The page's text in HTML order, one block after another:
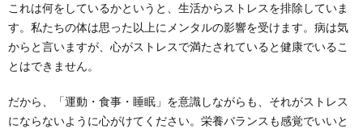
これは何をしているかというと、生活からストレスを排除していま
す。私たちの体は思った以上にメンタルの影響を受けます。病は気
からと言いますが、心がストレスで満たされていると健康でいるこ
とはできません。
だから、「運動・食事・睡眠」を意識しながらも、それがストレス
にならないように心がけてください。栄養バランスも感覚でいいと